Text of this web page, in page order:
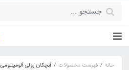
خانه فهرست محصولات آبچکان رولی آلومینیومی